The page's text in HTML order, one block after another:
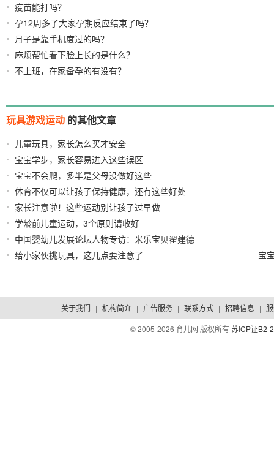
疫苗能打吗？
孕12周多了大家孕期反应结束了吗？
月子是靠手机度过的吗？
麻烦帮忙看下脸上长的是什么？
不上班，在家备孕的有没有？
玩具游戏运动 的其他文章
儿童玩具，家长怎么买才安全
宝宝学步，家长容易进入这些误区
宝宝不会爬，多半是父母没做好这些
体育不仅可以让孩子保持健康，还有这些好处
2021/01/23
家长注意啦！这些运动别让孩子过早做
学龄前儿童运动，3个原则请收好
中国婴幼儿发展论坛人物专访：米乐宝贝翟建德
2019/12/25
给小家伙挑玩具，这几点要注意了 宝
关于我们 | 机构简介 | 广告服务 | 联系方式 | 招聘信息 |
© 2005-2026 育儿网 版权所有苏ICP证B2-